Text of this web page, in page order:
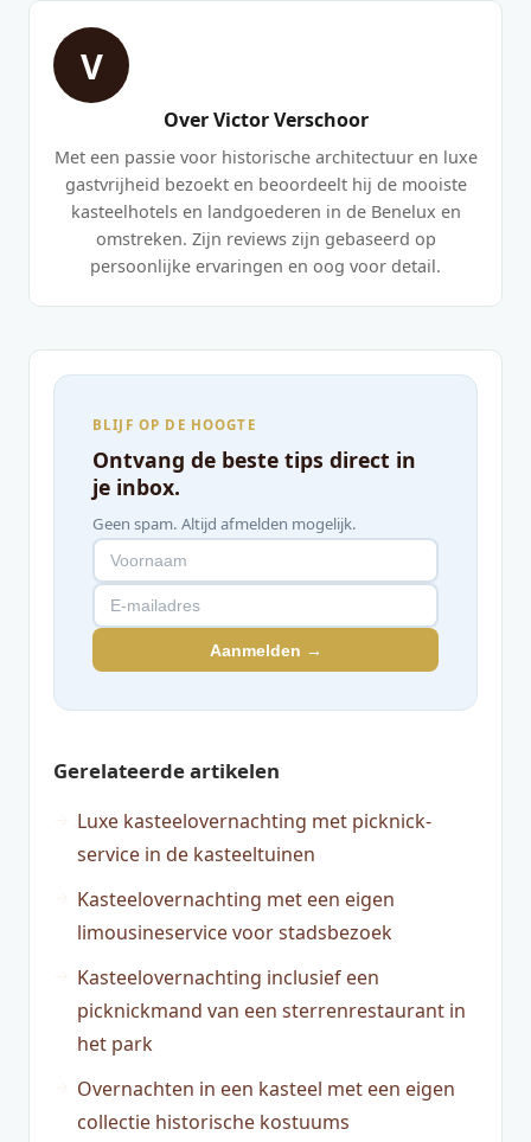
V
Over Victor Verschoor
Met een passie voor historische architectuur en luxe
gastvrijheid bezoekt en beoordeelt hij de mooiste
kasteelhotels en landgoederen in de Benelux en
omstreken. Zijn reviews zijn gebaseerd op
persoonlijke ervaringen en oog voor detail.
BLIJF OP DE HOOGTE
Ontvang de beste tips direct in
je inbox.
Geen spam. Altijd afmelden mogelijk.
Aanmelden →
Gerelateerde artikelen
Luxe kasteelovernachting met picknick-
service in de kasteeltuinen
Kasteelovernachting met een eigen
limousineservice voor stadsbezoek
Kasteelovernachting inclusief een
picknickmand van een sterrenrestaurant in
het park
Overnachten in een kasteel met een eigen
collectie historische kostuums